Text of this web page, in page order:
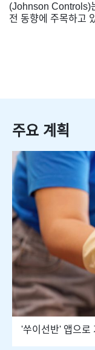
(Johnson Controls)
전 동향에 주목하고
주요 계획
'쑤이선반' 앱으로